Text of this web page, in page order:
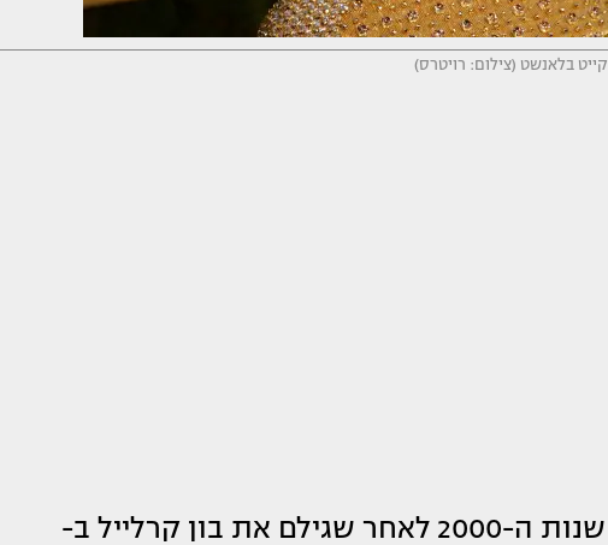
קייט בלאנשט (צילום: רויטרס)
התפרסם בתחילת שנות ה-2000 לאחר שגילם את בון קרלייל ב-